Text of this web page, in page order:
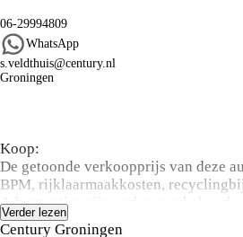
06-29994809
WhatsApp
s.veldthuis@century.nl
Groningen
Koop:
De getoonde verkoopprijs van deze
BPM, rijklaarmaakkosten,
Advertenties zijn onder voorbehoud
De vermelde actieradius kan variëren
Verder lezen
Century Groningen